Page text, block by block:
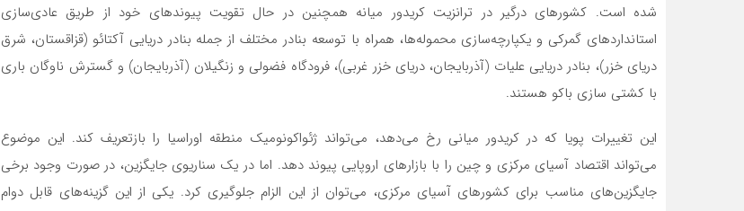
شده است. کشورهای درگیر در ترانزیت کریدور میانه همچنین در حال تقویت پیوندهای خود از طریق عادی‌سازی
استانداردهای گمرکی و یکپارچه‌سازی محموله‌ها، همراه با توسعه بنادر مختلف از جمله بنادر دریایی آکتائو (قزاقستان، شرق
دریای خزر)، بنادر دریایی علیات (آذربایجان، دریای خزر غربی)، فرودگاه فضولی و زنگیلان (آذربایجان) و گسترش ناوگان باری
با کشتی سازی باکو هستند.
این تغییرات پویا که در کریدور میانی رخ می‌دهد، می‌تواند ژئواکونومیک منطقه اوراسیا را بازتعریف کند. این موضوع
می‌تواند اقتصاد آسیای مرکزی و چین را با بازارهای اروپایی پیوند دهد. اما در یک سناریوی جایگزین، در صورت وجود برخی
جایگزین‌های مناسب برای کشورهای آسیای مرکزی، می‌توان از این الزام جلوگیری کرد. یکی از این گزینه‌های قابل دوام